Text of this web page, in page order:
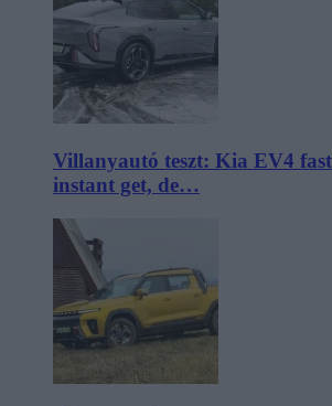
Villanyautó teszt: Kia EV4
instant get, de…